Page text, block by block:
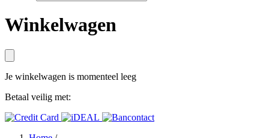
Winkelwagen
Je winkelwagen is momenteel leeg
Betaal veilig met: